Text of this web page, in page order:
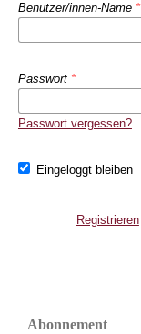
Benutzer/innen-Name *
Passwort *
Passwort vergessen?
Eingeloggt bleiben
Registrieren
Abonnement